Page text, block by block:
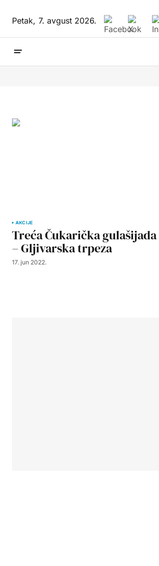
Petak,7. avgust 2026.
AKCIJE
Treća Čukarička gulašijada
– Gljivarska trpeza
17. jun 2022.